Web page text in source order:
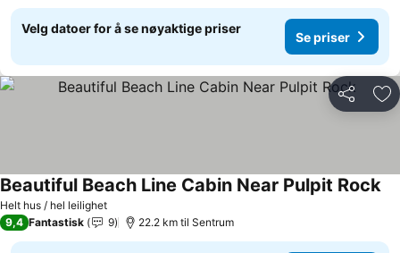
Velg datoer for å se nøyaktige priser
Se priser
Del
Helt hus / hel leilighet
Beautiful Beach Line Cabin Near Pulpit Rock
9,4 Fantastisk 9 22.2 km til Sentrum